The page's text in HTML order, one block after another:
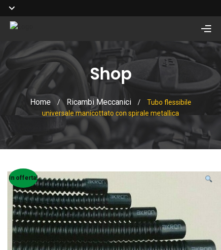
Shop
Home / Ricambi Meccanici /
Tubo flessibile
universale manicottato con spirale metallica
In offerta!